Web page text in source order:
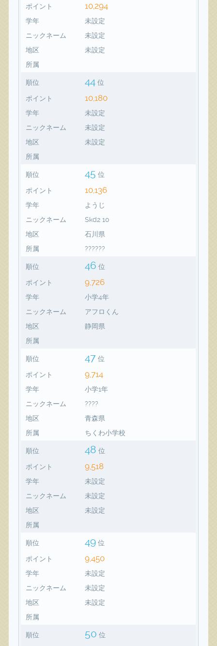
ポイント 10,294
学年
未設定
ニックネーム
未設定
地区
未設定
所属
順位 44 位
ポイント 10,180
学年
未設定
ニックネーム
未設定
地区
未設定
所属
順位 45 位
ポイント 10,136
学年
ようじ
ニックネーム
Skd2 10
地区
石川県
所属
??????
順位 46 位
ポイント 9,726
学年
小学4年
ニックネーム
アフロくん
地区
静岡県
所属
順位 47 位
ポイント 9,714
学年
小学1年
ニックネーム
????
地区
青森県
所属
ちくわ小学校
順位 48 位
ポイント 9,518
学年
未設定
ニックネーム
未設定
地区
未設定
所属
順位 49 位
ポイント 9,450
学年
未設定
ニックネーム
未設定
地区
未設定
所属
順位 50 位